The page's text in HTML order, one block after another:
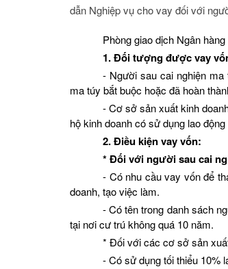
dẫn Nghiệp vụ cho vay đối với
Phòng giao dịch Ngân
1. Đối tượng được vay
- Người sau cai nghiện
ma túy bắt buộc hoặc đã hoàn
- Cơ sở sản xuất kinh
hộ kinh doanh có sử dụng lao
2. Điều kiện vay vốn:
* Đối với người sau cai
- Có nhu cầu vay vốn để
doanh, tạo việc làm.
- Có tên trong danh sách
tại nơi cư trú không quá 10 năm.
* Đối với các cơ sở sản
- Có sử dụng tối thiểu 10%